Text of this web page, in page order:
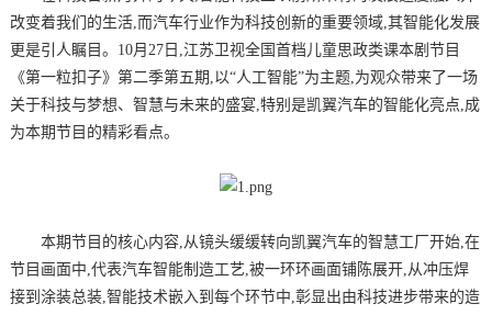
改变着我们的生活,而汽车行业作为科技创新的重要领域,其智能化发展
更是引人瞩目。10月27日,江苏卫视全国首档儿童思政类课本剧节目
《第一粒扣子》第二季第五期,以“人工智能”为主题,为观众带来了一场
关于科技与梦想、智慧与未来的盛宴,特别是凯翼汽车的智能化亮点,成
为本期节目的精彩看点。
本期节目的核心内容,从镜头缓缓转向凯翼汽车的智慧工厂开始,在
节目画面中,代表汽车智能制造工艺,被一环环画面铺陈展开,从冲压焊
接到涂装总装,智能技术嵌入到每个环节中,彰显出由科技进步带来的造